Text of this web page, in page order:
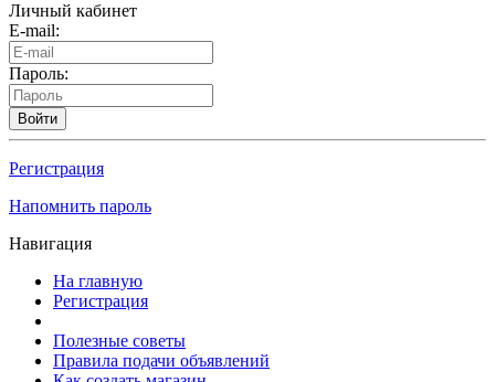
Личный кабинет
E-mail:
Пароль:
Войти
Регистрация
Напомнить пароль
Навигация
На главную
Регистрация
Полезные советы
Правила подачи объявлений